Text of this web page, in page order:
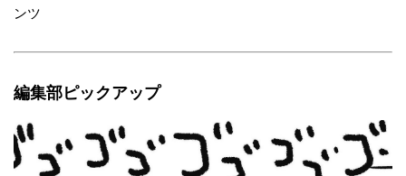
ンツ
編集部ピックアップ